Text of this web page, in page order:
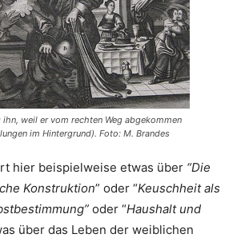
ihn, weil er vom rechten Weg abgekommen
im Hintergrund). Foto: M. Brandes
hier beispielweise etwas über “Die
Konstruktion” oder “Keuschheit als
oder “Haushalt und
über das Leben der weiblichen